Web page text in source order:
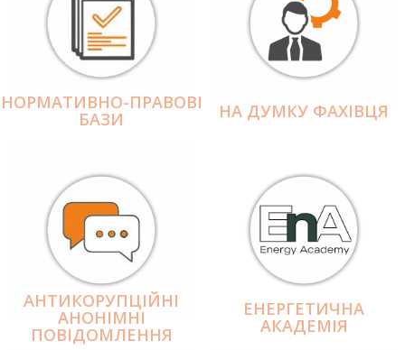
НОРМАТИВНО-ПРАВОВІ
БАЗИ НА ДУМКУ ФАХІВЦЯ
АНТИКОРУПЦІЙНІ
АНОНІМНІ
ПОВІДОМЛЕННЯ
ЕНЕРГЕТИЧНА
АКАДЕМІЯ